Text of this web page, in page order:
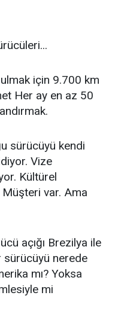
için 9.700 km
Her ay en az 50
sürücüyü kendi
Vize
Kültürel
Müşteri var. Ama
açığı Brezilya ile
sürücüyü nerede
mı? Yoksa
mi